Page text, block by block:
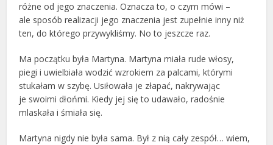
różne od jego znaczenia. Oznacza to, o czym mówi –
ale sposób realizacji jego znaczenia jest zupełnie inny niż
ten, do którego przywykliśmy. No to jeszcze raz.
Ma początku była Martyna. Martyna miała rude włosy,
piegi i uwielbiała wodzić wzrokiem za palcami, którymi
stukałam w szybę. Usiłowała je złapać, nakrywając
je swoimi dłońmi. Kiedy jej się to udawało, radośnie
mlaskała i śmiała się.
Martyna nigdy nie była sama. Był z nią cały zespół… wiem,